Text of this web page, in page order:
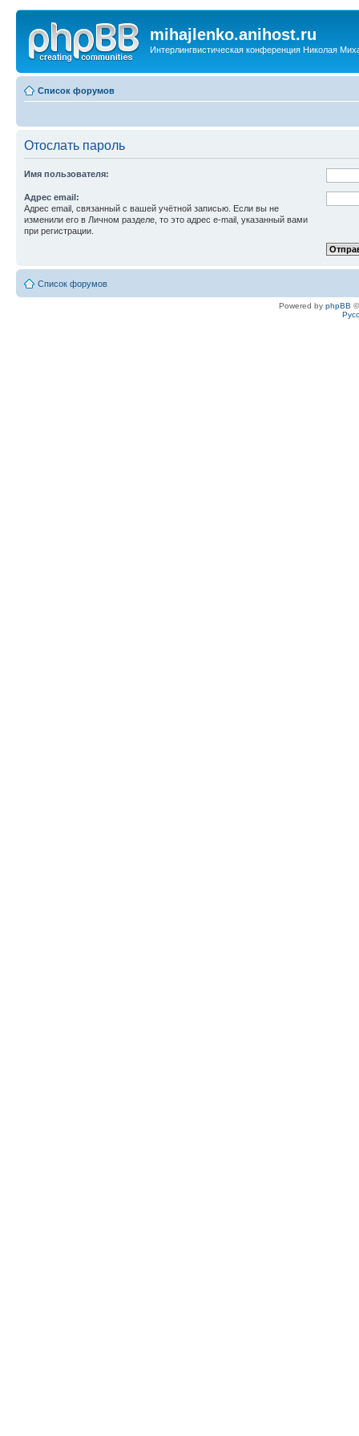
mihajlenko.anihost.ru
Интерлингвистическая конференция Николая
Список форумов
Отослать пароль
Имя пользователя:
Адрес email:
Адрес email, связанный с вашей учётной записью. Если вы не
изменили его в Личном разделе, то это адрес e-mail, указанный вами
при регистрации.
Список форумов
Powered by phpBB